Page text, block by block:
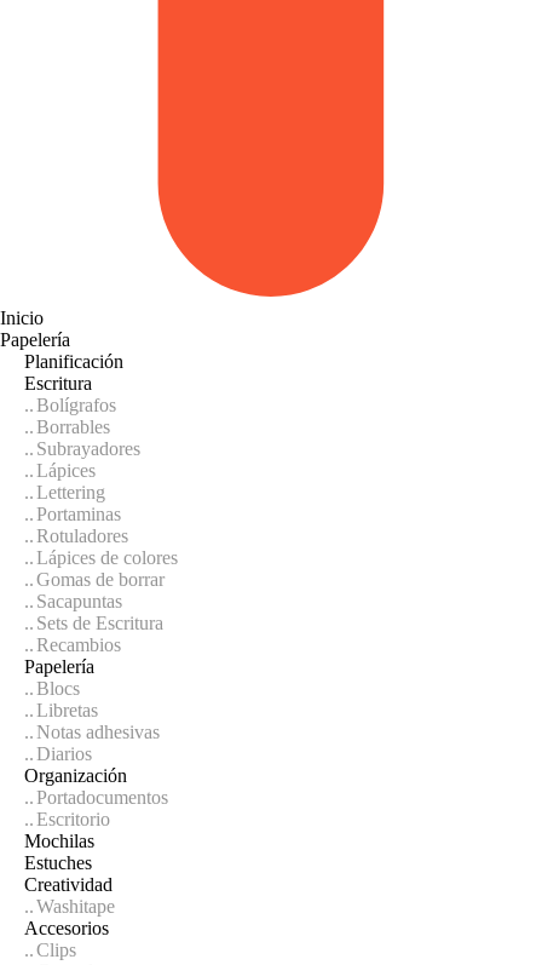
Inicio
Papelería
Planificación
Escritura
Bolígrafos
Borrables
Subrayadores
Lápices
Lettering
Portaminas
Rotuladores
Lápices de colores
Gomas de borrar
Sacapuntas
Sets de Escritura
Recambios
Papelería
Blocs
Libretas
Notas adhesivas
Diarios
Organización
Portadocumentos
Escritorio
Mochilas
Estuches
Creatividad
Washitape
Accesorios
Clips